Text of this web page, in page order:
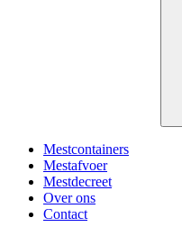
Mestcontainers
Mestafvoer
Mestdecreet
Over ons
Contact